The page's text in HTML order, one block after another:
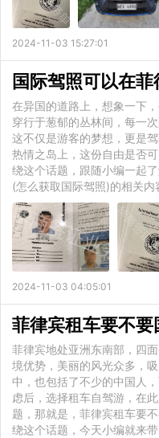
2024-11-03 15:27:01
在异国的道路上，想象一下
穿行于葱郁的丛林间，每一
这不仅是游客的梦想，更是
热情之岛上，这份自由是否
绕这个话题，跟随小编一起
(怎么获取国际驾照)的相关内
2024-11-03 04:05:01
菲律宾地处亚洲东南部，四
境优势，美丽的风光众多，
中，也包括了不少的中国人
虑后，选择租车自驾游，在
题，那就是，菲律宾租车要
绕这个话题，今天小编就来